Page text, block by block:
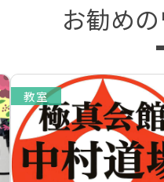
お勧め
教室